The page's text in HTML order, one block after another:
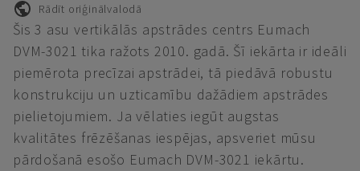
Rādīt oriģinālvalodā
Šis 3 asu vertikālās apstrādes centrs Eumach
DVM-3021 tika ražots 2010. gadā. Šī iekārta ir ideāli
piemērota precīzai apstrādei, tā piedāvā robustu
konstrukciju un uzticamību dažādiem apstrādes
pielietojumiem. Ja vēlaties iegūt augstas
kvalitātes frēzēšanas iespējas, apsveriet mūsu
pārdošanā esošo Eumach DVM-3021 iekārtu.